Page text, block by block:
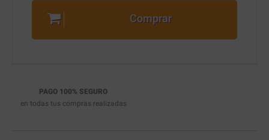
Comprar
PAGO 100% SEGURO
en todas tus compras realizadas